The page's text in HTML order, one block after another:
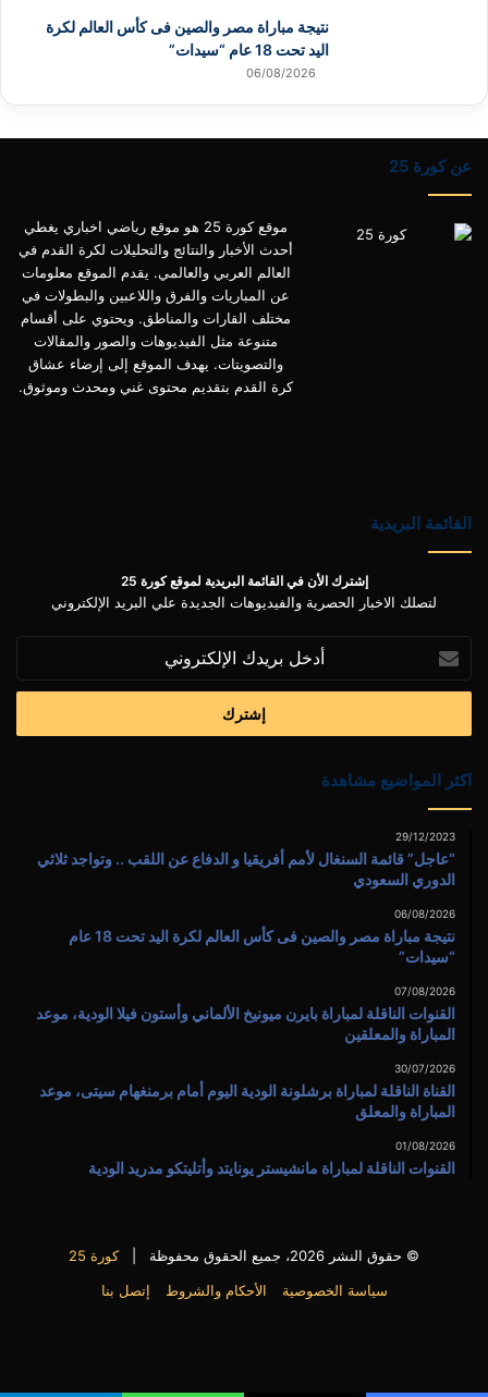
نتيجة مباراة مصر والصين فى كأس العالم لكرة
اليد تحت 18 عام “سيدات”
06/08/2026
عن كورة 25
موقع كورة 25 هو موقع رياضي اخباري يغطي
أحدث الأخبار والنتائج والتحليلات لكرة القدم في
العالم العربي والعالمي. يقدم الموقع معلومات
عن المباريات والفرق واللاعبين والبطولات في
مختلف القارات والمناطق. ويحتوي على أقسام
متنوعة مثل الفيديوهات والصور والمقالات
والتصويتات. يهدف الموقع إلى إرضاء عشاق
كرة القدم بتقديم محتوى غني ومحدث وموثوق.
القائمة البريدية
إشترك الأن في القائمة البريدية لموقع كورة 25
لتصلك الاخبار الحصرية والفيديوهات الجديدة علي البريد الإلكتروني
بريدك
الإلكتروني
اكثر المواضيع مشاهدة
29/12/2023
“عاجل” قائمة السنغال لأمم أفريقيا و الدفاع عن اللقب .. وتواجد ثلاثي
الدوري السعودي
06/08/2026
نتيجة مباراة مصر والصين فى كأس العالم لكرة اليد تحت 18 عام
“سيدات”
07/08/2026
القنوات الناقلة لمباراة بايرن ميونيخ الألماني وأستون فيلا الودية، موعد
المباراة والمعلقين
30/07/2026
القناة الناقلة لمباراة برشلونة الودية اليوم أمام برمنغهام سيتى، موعد
المباراة والمعلق
01/08/2026
القنوات الناقلة لمباراة مانشيستر يونايتد وأتليتكو مدريد الودية
© حقوق النشر 2026، جميع الحقوق محفوظة |
كورة 25
سياسة الخصوصية
الأحكام والشروط إتصل بنا